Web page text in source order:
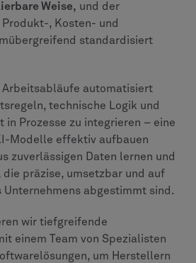
Weise, und der
, Kosten- und
standardisiert
Arbeitsabläufe automatisiert
technische Logik und
in Prozesse zu integrieren – eine
Modelle effektiv aufbauen
zuverlässigen Daten lernen und
die präzise, umsetzbar und auf
Unternehmens abgestimmt sind.
wir tiefgreifende
einem Team von Spezialisten
um Herstellern